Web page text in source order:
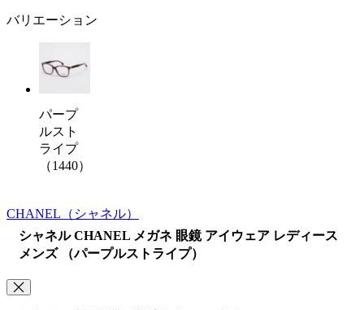
バリエーション
パープ
ルスト
ライプ
（1440）
CHANEL （シャネル）
シャネル CHANEL メガネ 眼鏡 アイウェア レディース
メンズ （パープルストライプ）